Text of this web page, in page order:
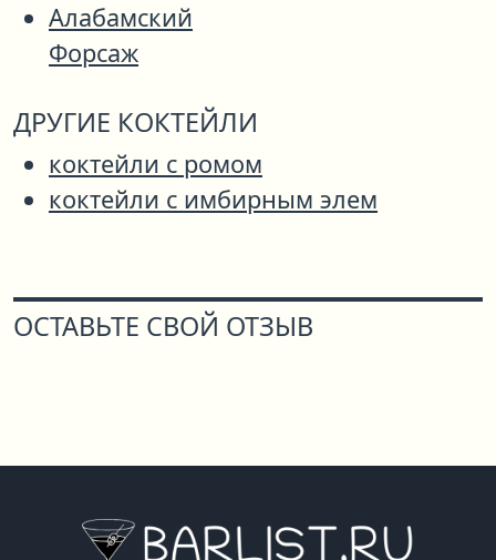
Алабамский
Форсаж
ДРУГИЕ КОКТЕЙЛИ
коктейли с ромом
коктейли с имбирным элем
ОСТАВЬТЕ СВОЙ ОТЗЫВ